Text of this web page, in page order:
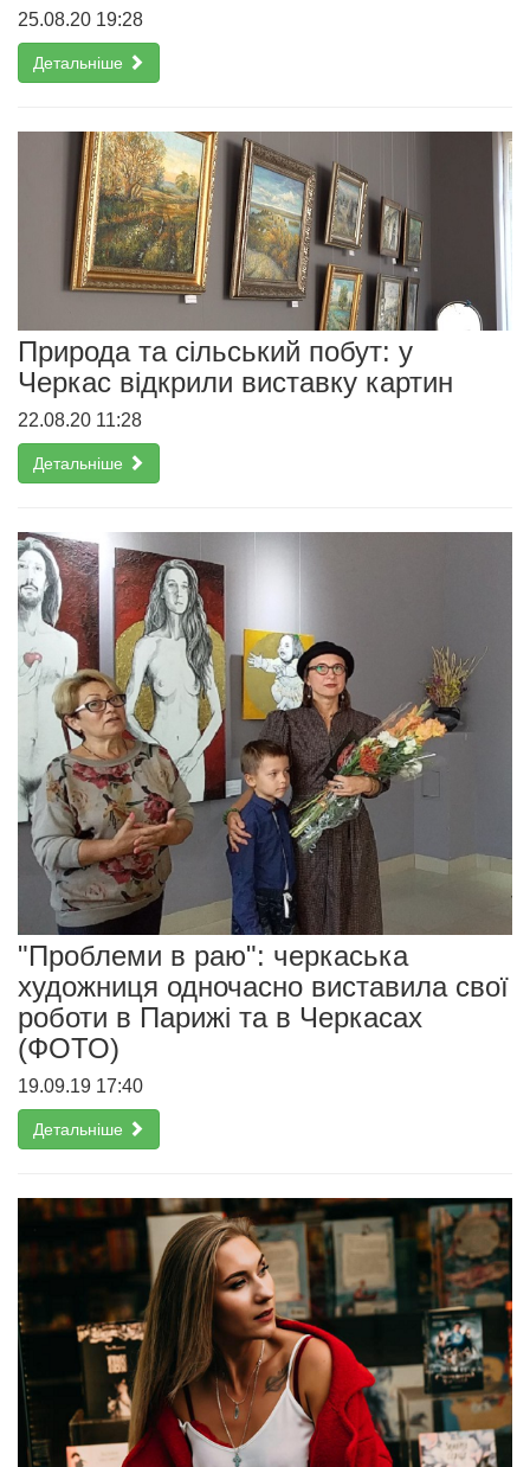
25.08.20 19:28
Детальніше
Природа та сільський побут: у
Черкас відкрили виставку картин
22.08.20 11:28
Детальніше
"Проблеми в раю": черкаська
художниця одночасно виставила свої
роботи в Парижі та в Черкасах
(ФОТО)
19.09.19 17:40
Детальніше